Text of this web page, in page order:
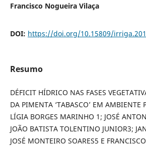
Francisco Nogueira Vilaça
DOI: https://doi.org/10.15809/
Resumo
DÉFICIT HÍDRICO NAS FASES
DA PIMENTA ‘TABASCO’ EM AMBIENTE
LÍGIA BORGES MARINHO 1; JOSÉ
JOÃO BATISTA TOLENTINO JUNIOR3;
JOSÉ MONTEIRO SOARES5 E